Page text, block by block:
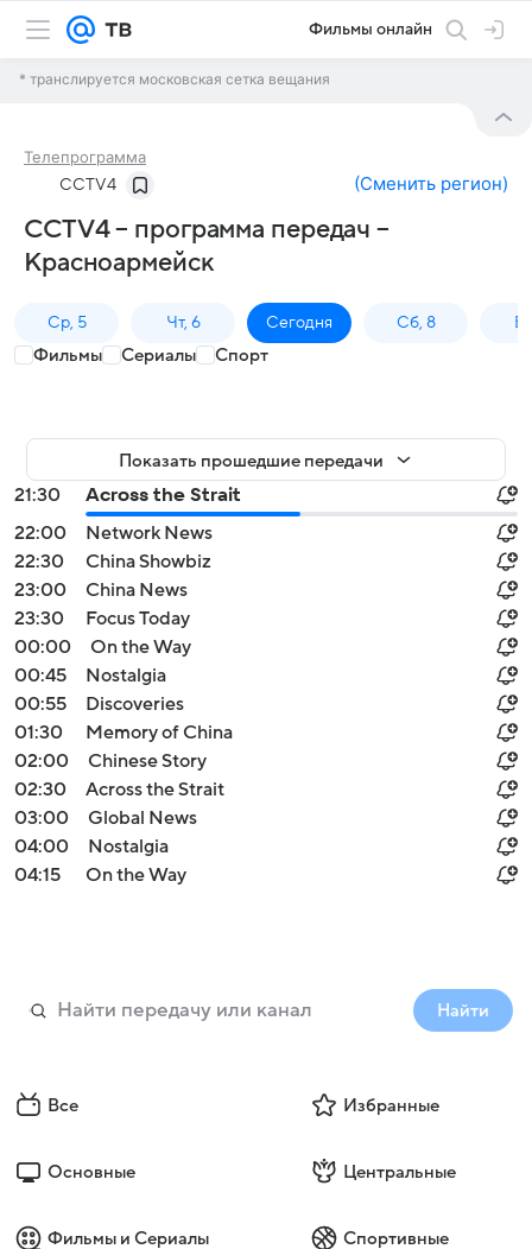
Фильмы онлайн
* транслируется московская сетка вещания
Телепрограмма
CCTV4 (Сменить регион)
CCTV4 – программа передач –
Красноармейск
Ср, 5 Чт, 6 Сегодня Сб, 8
Фильмы Сериалы Спорт
Показать прошедшие передачи
21:30
Across the Strait
22:00
Network News
22:30
China Showbiz
23:00
China News
23:30
Focus Today
00:00
On the Way
00:45
Nostalgia
00:55
Discoveries
01:30
Memory of China
02:00
Chinese Story
02:30
Across the Strait
03:00
Global News
04:00
Nostalgia
04:15
On the Way
Найти
Все Избранные
Основные Центральные
Фильмы и Сериалы Спортивные